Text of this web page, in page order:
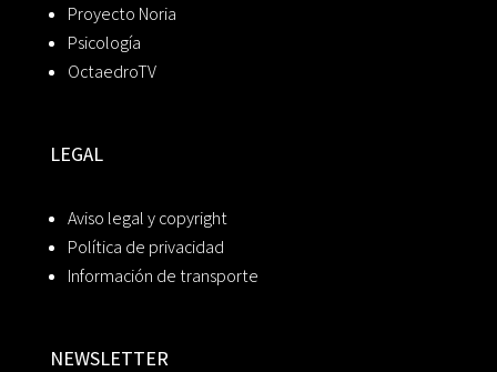
Proyecto Noria
Psicología
OctaedroTV
LEGAL
Aviso legal y copyright
Política de privacidad
Información de transporte
NEWSLETTER